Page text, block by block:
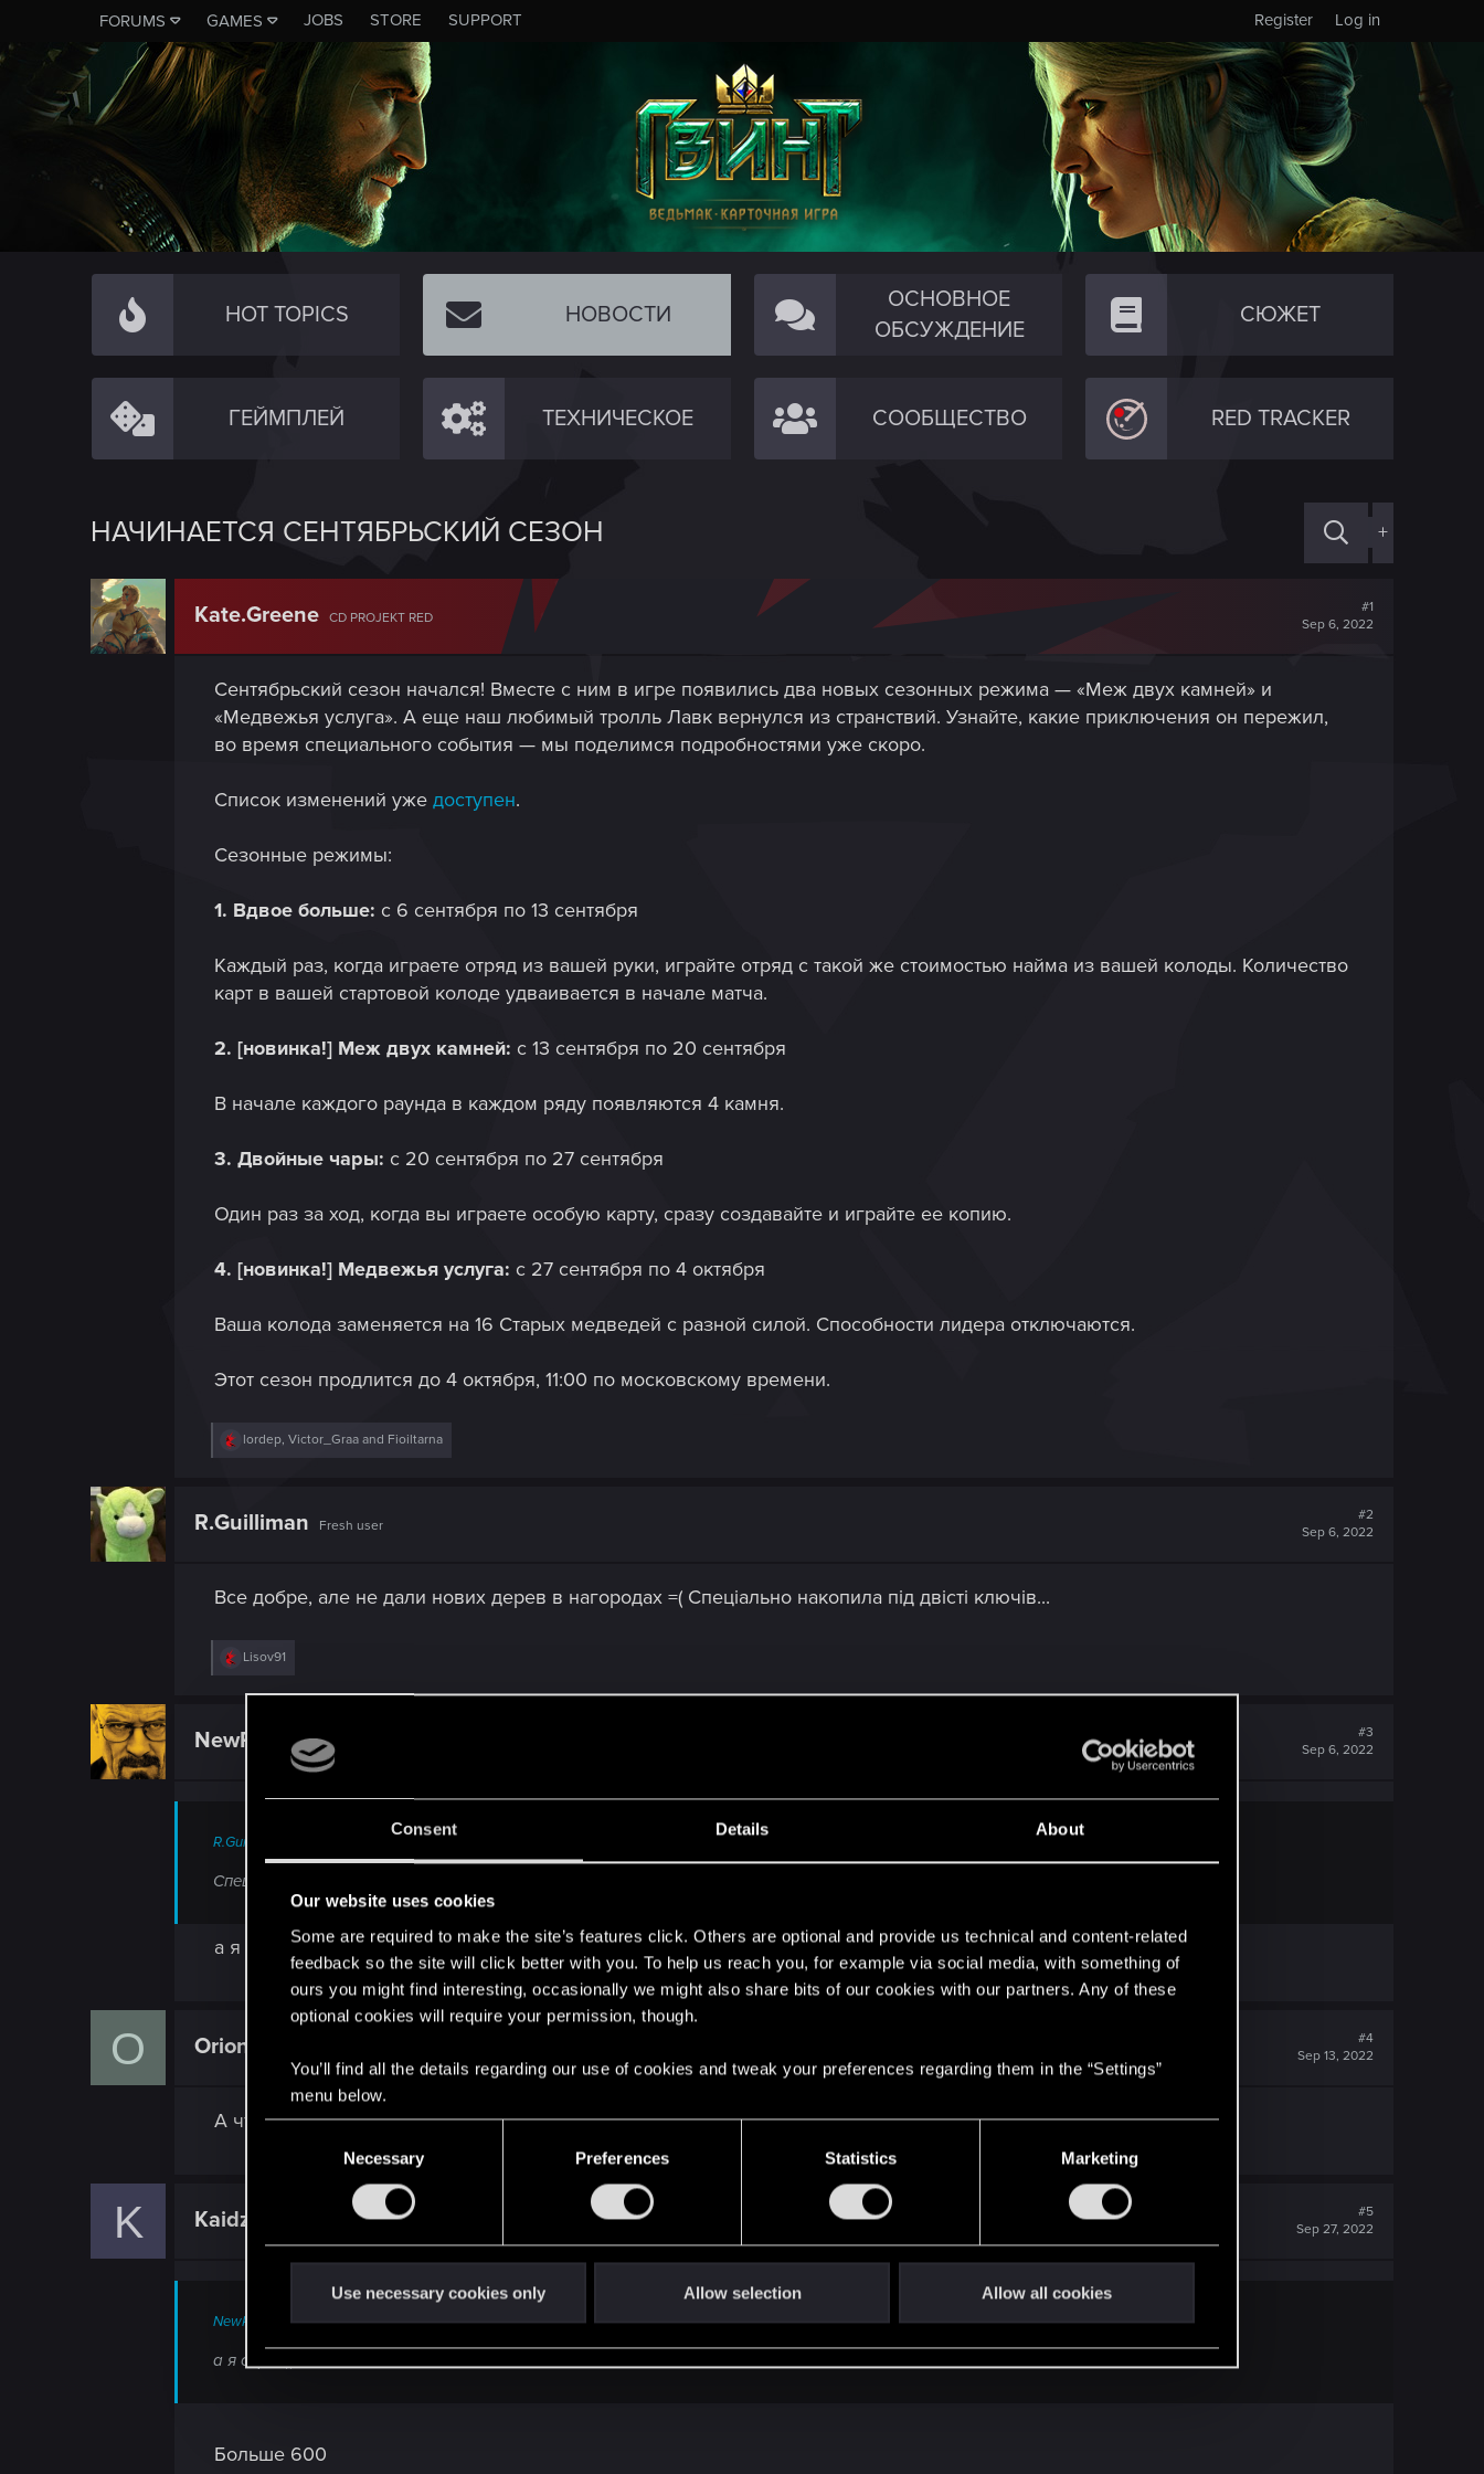
Consent Details About
Our website uses cookies
Some are required to make the site’s features click. Others are optional and provide us technical and content-related
feedback so the site will click better with you. To help us reach you, for example via social media, with something of
ours you might find interesting, occasionally we might also share bits of our cookies with our partners. Any of these
optional cookies will require your permission, though.
You’ll find all the details regarding our use of cookies and tweak your preferences regarding them in the “Settings”
menu below.
e
l
t
Necessary Preferences Statistics Marketing
Use necessary cookies only Allow selection Allow all cookies
FORUMS GAMES JOBS STORE SUPPORT Log in
Register
HOT TOPICS НОВОСТИ
ОСНОВНОЕ
ОБСУЖДЕНИЕ
СЮЖЕТ
ГЕЙМПЛЕЙ ТЕХНИЧЕСКОЕ СООБЩЕСТВО RED TRACKER
НАЧИНАЕТСЯ СЕНТЯБРЬСКИЙ СЕЗОН +
Kate.Greene CD PROJEKT RED
#1
Sep 6, 2022
Сентябрьский сезон начался! Вместе с ним в игре появились два новых сезонных режима — «Меж двух камней» и
«Медвежья услуга». А еще наш любимый тролль Лавк вернулся из странствий. Узнайте, какие приключения он пережил,
во время специального события — мы поделимся подробностями уже скоро.
Список изменений уже доступен.
Сезонные режимы:
1. Вдвое больше: с 6 сентября по 13 сентября
Каждый раз, когда играете отряд из вашей руки, играйте отряд с такой же стоимостью найма из вашей колоды. Количество
карт в вашей стартовой колоде удваивается в начале матча.
2. [новинка!] Меж двух камней: с 13 сентября по 20 сентября
В начале каждого раунда в каждом ряду появляются 4 камня.
3. Двойные чары: с 20 сентября по 27 сентября
Один раз за ход, когда вы играете особую карту, сразу создавайте и играйте ее копию.
4. [новинка!] Медвежья услуга: с 27 сентября по 4 октября
Ваша колода заменяется на 16 Старых медведей с разной силой. Способности лидера отключаются.
Этот сезон продлится до 4 октября, 11:00 по московскому времени.
R
i
:
lordep, Victor_Graa and Fioiltarna
R.Guilliman Fresh user
#2
Sep 6, 2022
Все добре, але не дали нових дерев в нагородах =( Спеціально накопила під двісті ключів...
R
a
i
Lisov91
NewRager Forum veteran
#3
Sep 6, 2022
R.Guilliman said:
Спеціально накопила під двісті ключів...
а я сорок))
O Orion33
#4
Sep 13, 2022
А что за камни, сказать не надо?
K KaidzenMonada Forum regular
#5
Sep 27, 2022
NewRager said:
а я сорок))
Больше 600